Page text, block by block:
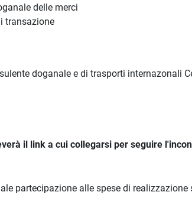
delle merci
transazione
doganale e di trasporti internazonali
il link a cui collegarsi per seguire
partecipazione alle spese di